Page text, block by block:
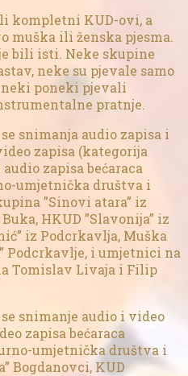
kompletni KUD-ovi, a
muška ili ženska pjesma.
bili isti. Neke skupine
neke su pjevale samo
poneki pjevali
pratnje.
snimanja audio zapisa i
zapisa (kategorija
zapisa bećaraca
umjetnička društva i
”Sinovi atara” iz
HKUD ”Slavonija” iz
iz Podcrkavlja, Muška
Podcrkavlje, i umjetnici na
Tomislav Livaja i Filip
snimanje audio i video
zapisa bećaraca
umjetnička društva i
Bogdanovci, KUD